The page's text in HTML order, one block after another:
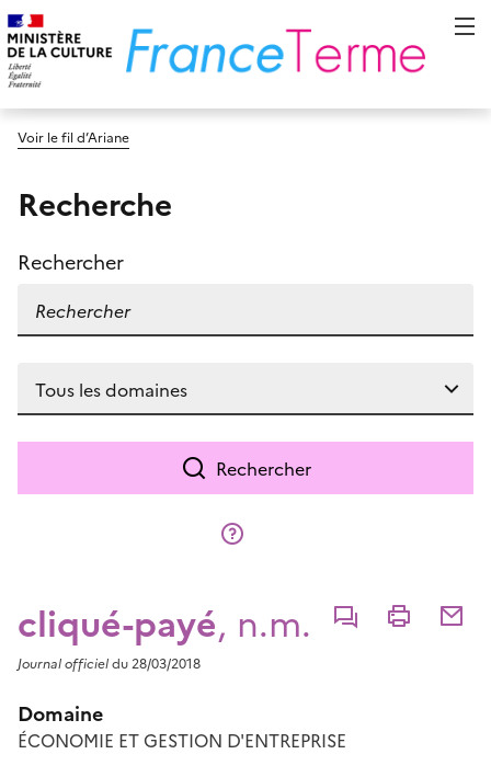
Voir le fil d’Ariane
Recherche
Rechercher
Rechercher
cliqué-payé, n.m. CommenterImprimer
Journal officieldu 28/03/2018
Domaine
ÉCONOMIE ET GESTION D'ENTREPRISE